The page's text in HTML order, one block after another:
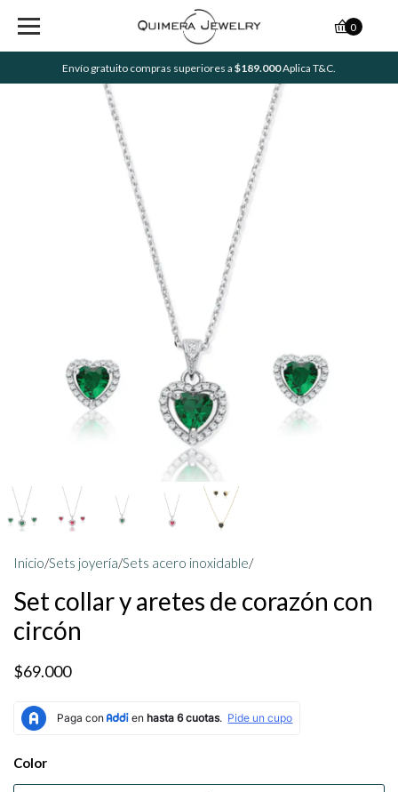
Envío gratuito compras superiores a $189.000Aplica T&C.
0
Inicio/Sets joyería/Sets acero inoxidable/
Set collar y aretes de corazón con
circón
$69.000
Color